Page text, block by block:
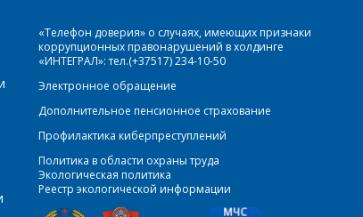
«Телефон доверия» о случаях, имеющих признаки
коррупционных правонарушений в холдинге
«ИНТЕГРАЛ»: тел.(+37517) 234-10-50
Электронное обращение
Дополнительное пенсионное страхование
Профилактика киберпреступлений
Политика в области охраны труда
Экологическая политика
Реестр экологической информации